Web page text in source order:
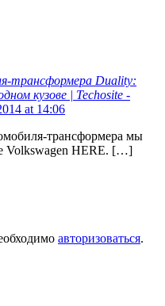
трансформера Duality:
кузове | Techosite -
at 14:06
трансформера мы
Volkswagen HERE. […]
авторизоваться.